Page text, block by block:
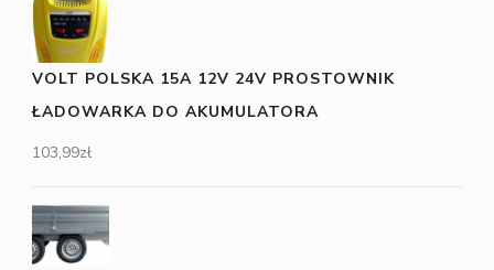
VOLT POLSKA 15A 12V 24V PROSTOWNIK
ŁADOWARKA DO AKUMULATORA
103,99zł